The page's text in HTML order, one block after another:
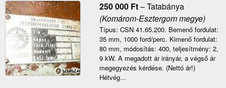
250 000 Ft–Tatabánya
(Komárom-Esztergom megye)
Típus: CSN 41.65.200. Bemenő fordulat:
35 mm, 1000 ford/perc. Kimenő fordulat:
80 mm, módosítás: 400, teljesítmény: 2,
9 kW. A megadott ár irányár, a végső ár
megegyezés kérdése. (Nettó ár!)
Hétvég...